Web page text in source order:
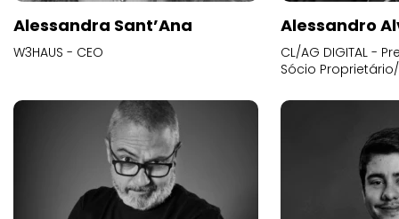
Alessandra Sant’Ana
W3HAUS - CEO
Alessandro
CL/AG DIGITAL -
Sócio